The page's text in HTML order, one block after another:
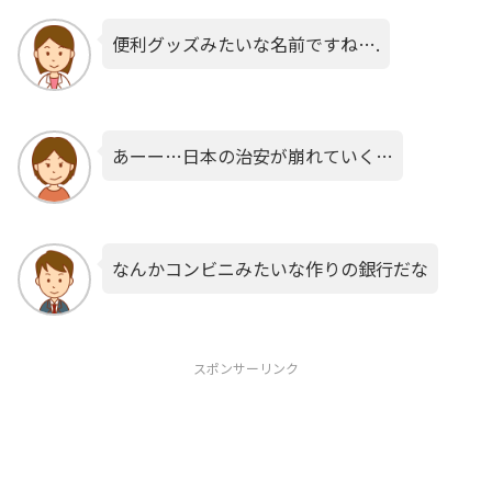
便利グッズみたいな名前ですね….
あーー…日本の治安が崩れていく…
なんかコンビニみたいな作りの銀行だな
スポンサーリンク